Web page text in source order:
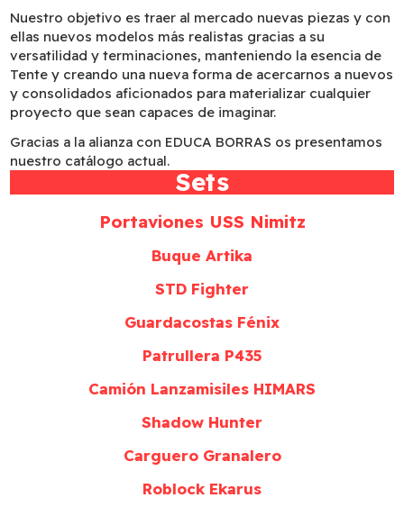
Nuestro objetivo es traer al mercado nuevas piezas y con
ellas nuevos modelos más realistas gracias a su
versatilidad y terminaciones, manteniendo la esencia de
Tente y creando una nueva forma de acercarnos a nuevos
y consolidados aficionados para materializar cualquier
proyecto que sean capaces de imaginar.
Gracias a la alianza con EDUCA BORRAS os presentamos
nuestro catálogo actual.
Sets
Portaviones USS Nimitz
Buque Artika
STD Fighter
Guardacostas Fénix
Patrullera P435
Camión Lanzamisiles HIMARS
Shadow Hunter
Carguero Granalero
Roblock Ekarus